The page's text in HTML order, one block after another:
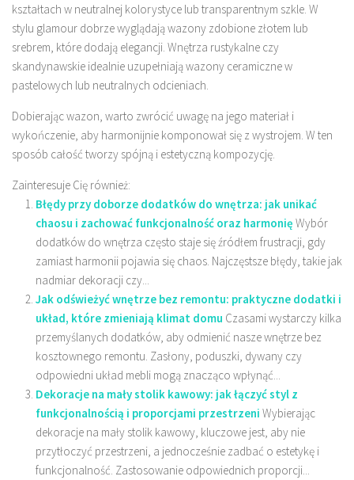
kształtach w neutralnej kolorystyce lub transparentnym szkle. W
stylu glamour dobrze wyglądają wazony zdobione złotem lub
srebrem, które dodają elegancji. Wnętrza rustykalne czy
skandynawskie idealnie uzupełniają wazony ceramiczne w
pastelowych lub neutralnych odcieniach.
Dobierając wazon, warto zwrócić uwagę na jego materiał i
wykończenie, aby harmonijnie komponował się z wystrojem. W ten
sposób całość tworzy spójną i estetyczną kompozycję.
Zainteresuje Cię również:
Błędy przy doborze dodatków do wnętrza: jak unikać
chaosu i zachować funkcjonalność oraz harmonię Wybór
dodatków do wnętrza często staje się źródłem frustracji, gdy
zamiast harmonii pojawia się chaos. Najczęstsze błędy, takie jak
nadmiar dekoracji czy...
Jak odświeżyć wnętrze bez remontu: praktyczne dodatki i
układ, które zmieniają klimat domu Czasami wystarczy kilka
przemyślanych dodatków, aby odmienić nasze wnętrze bez
kosztownego remontu. Zasłony, poduszki, dywany czy
odpowiedni układ mebli mogą znacząco wpłynąć...
Dekoracje na mały stolik kawowy: jak łączyć styl z
funkcjonalnością i proporcjami przestrzeni Wybierając
dekoracje na mały stolik kawowy, kluczowe jest, aby nie
przytłoczyć przestrzeni, a jednocześnie zadbać o estetykę i
funkcjonalność. Zastosowanie odpowiednich proporcji...